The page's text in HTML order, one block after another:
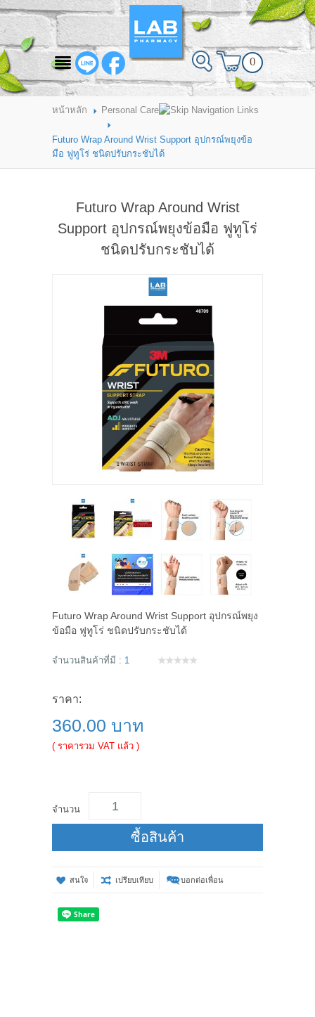
สินค้าที่สนใจ
HOME
ABOUT LAB PHARMACY
PRODUCT
BRANDS
HOW TO ORDER
แจ้งชำระเงิน
0
หน้าหลัก Personal Care
Futuro Wrap Around Wrist Support อุปกรณ์พยุงข้อ
มือ ฟูทูโร่ ชนิดปรับกระชับได้
Futuro Wrap Around Wrist
Support อุปกรณ์พยุงข้อมือ ฟูทูโร่
ชนิดปรับกระชับได้
Futuro Wrap Around Wrist Support อุปกรณ์พยุง
ข้อมือ ฟูทูโร่ ชนิดปรับกระชับได้
จำนวนสินค้าที่มี : 1
ราคา:
360.00 บาท
( ราคารวม VAT แล้ว )
จำนวน
ซื้อสินค้า
สนใจ เปรียบเทียบ บอกต่อเพื่อน